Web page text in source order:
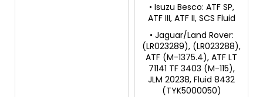
• Isuzu Besco: ATF SP,
ATF III, ATF II, SCS Fluid
• Jaguar/Land Rover:
(LR023289), (LR023288),
ATF (M-1375.4), ATF LT
71141 TF 3403 (M-115),
JLM 20238, Fluid 8432
(TYK5000050)